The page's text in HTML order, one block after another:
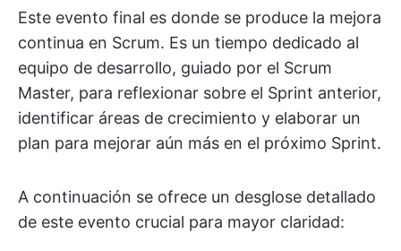
Este evento final es donde se produce la mejora
continua en Scrum. Es un tiempo dedicado al
equipo de desarrollo, guiado por el Scrum
Master, para reflexionar sobre el Sprint anterior,
identificar áreas de crecimiento y elaborar un
plan para mejorar aún más en el próximo Sprint.
A continuación se ofrece un desglose detallado
de este evento crucial para mayor claridad: